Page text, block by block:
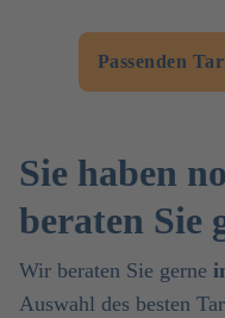
Passenden
Sie haben
beraten Sie
Wir beraten Sie gerne
Auswahl des besten